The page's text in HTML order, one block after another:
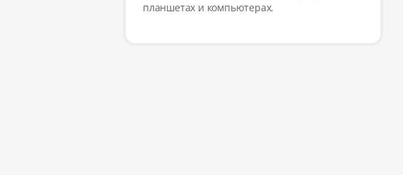
планшетах и компьютерах.